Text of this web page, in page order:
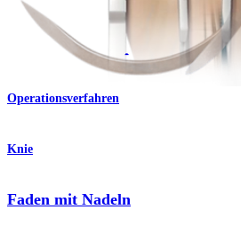
FiberWire
-Nahttechnik zur
Achillessehnenrupturen
Operationsverfahren
Knie
Faden mit Nadeln